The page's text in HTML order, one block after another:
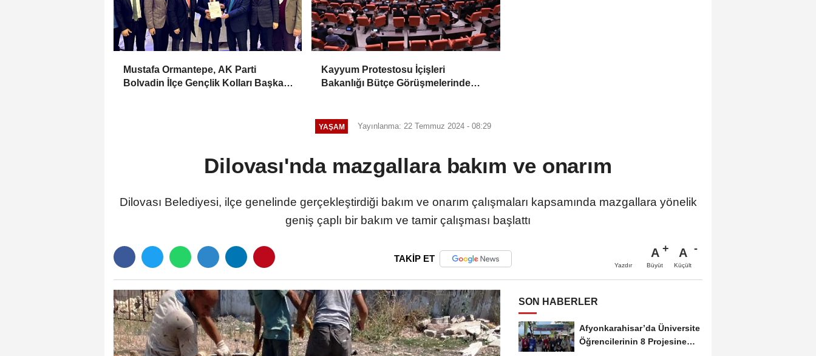
Mustafa Ormantepe, AK Parti
Bolvadin İlçe Gençlik Kolları Başkanı
Kayyum Protestosu İçişleri
Bakanlığı Bütçe Görüşmelerinde
YAŞAM Yayınlanma: 22 Temmuz 2024 - 08:29
Dilovası'nda mazgallara bakım ve onarım
Dilovası Belediyesi, ilçe genelinde gerçekleştirdiği bakım ve onarım çalışmaları kapsamında mazgallara yönelik
geniş çaplı bir bakım ve tamir çalışması başlattı
TAKİP ET
Yazdır
A
Büyüt
A
Küçült
SON HABERLER
Afyonkarahisar’da Üniversite
Öğrencilerinin 8 Projesine